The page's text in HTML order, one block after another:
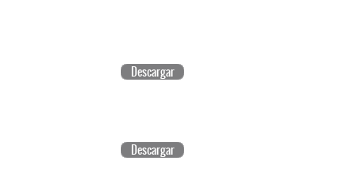
Descargar
Descargar